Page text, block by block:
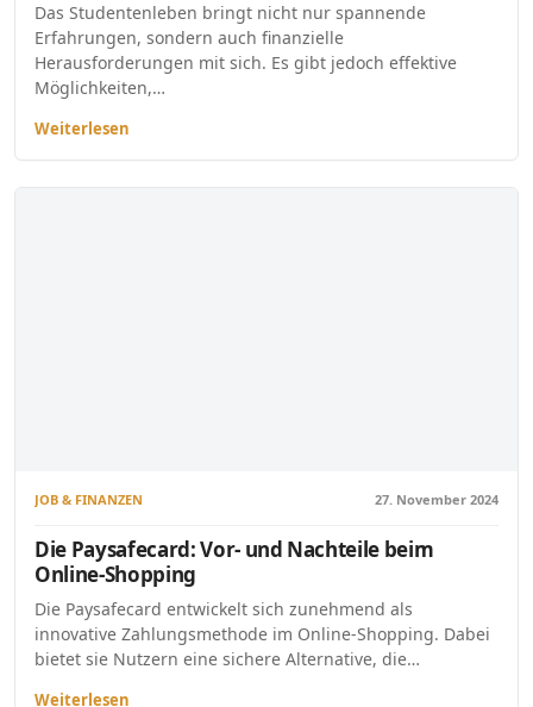
Das Studentenleben bringt nicht nur spannende
Erfahrungen, sondern auch finanzielle
Herausforderungen mit sich. Es gibt jedoch effektive
Möglichkeiten,…
Weiterlesen
JOB & FINANZEN 27. November 2024
Die Paysafecard: Vor- und Nachteile beim
Online-Shopping
Die Paysafecard entwickelt sich zunehmend als
innovative Zahlungsmethode im Online-Shopping. Dabei
bietet sie Nutzern eine sichere Alternative, die…
Weiterlesen